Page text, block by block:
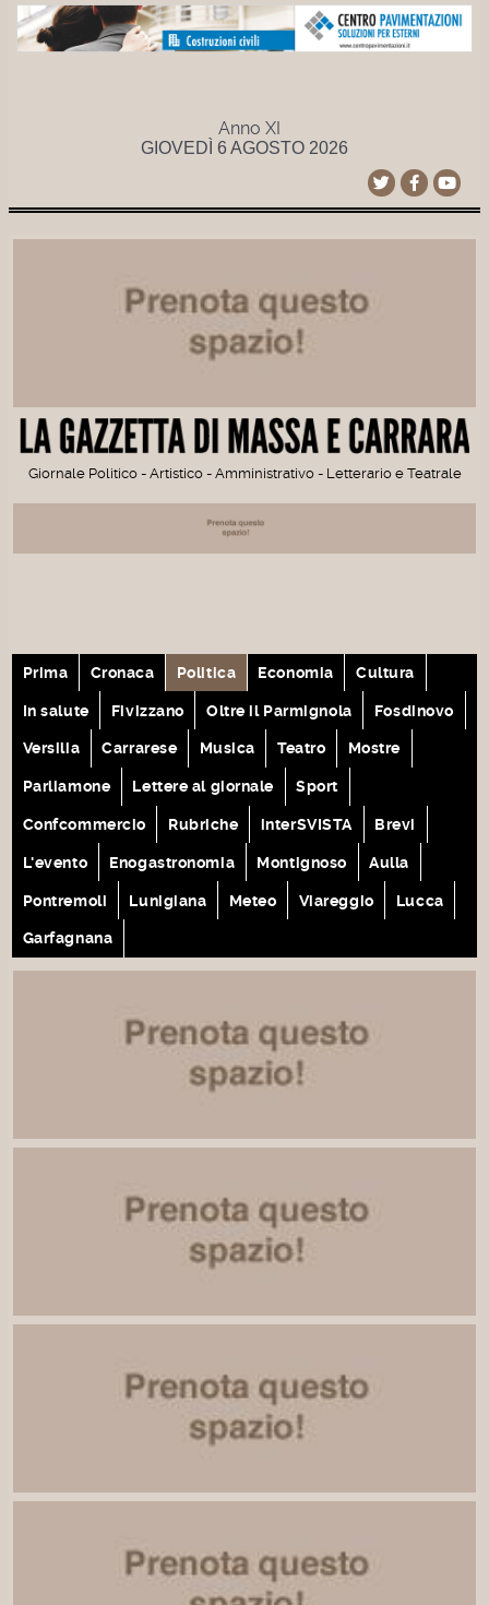
Anno XI
GIOVEDÌ 6 AGOSTO 2026
Giornale Politico - Artistico - Amministrativo - Letterario e Teatrale
Prima Cronaca Politica Economia Cultura
In salute Fivizzano Oltre il Parmignola Fosdinovo
Versilia Carrarese Musica Teatro Mostre
Parliamone Lettere al giornale Sport
Confcommercio Rubriche interSVISTA Brevi
L'evento Enogastronomia Montignoso Aulla
Pontremoli Lunigiana Meteo Viareggio Lucca
Garfagnana